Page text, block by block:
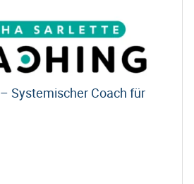
– Systemischer Coach für